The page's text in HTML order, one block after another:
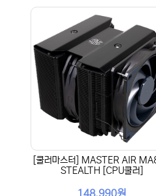
[쿨러마스터] MASTER AIR
STEALTH [CPU쿨러]